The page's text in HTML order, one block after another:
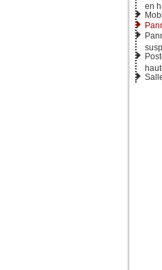
en